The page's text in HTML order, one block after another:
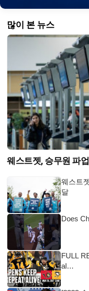
많이 본 뉴스
웨스트젯, 승무원 파
웨스트
달
Does
FULL
al…